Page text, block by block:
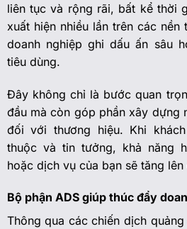
liên tục và rộng rãi, bất kể thời
xuất hiện nhiều lần trên các
doanh nghiệp ghi dấu ấn sâu
tiêu dùng.
Đây không chỉ là bước quan
đầu mà còn góp phần xây dựng
đối với thương hiệu. Khi
thuộc và tin tưởng, khả năng
hoặc dịch vụ của bạn sẽ tăng lên
Bộ phận ADS giúp thúc đẩy
Thông qua các chiến dịch